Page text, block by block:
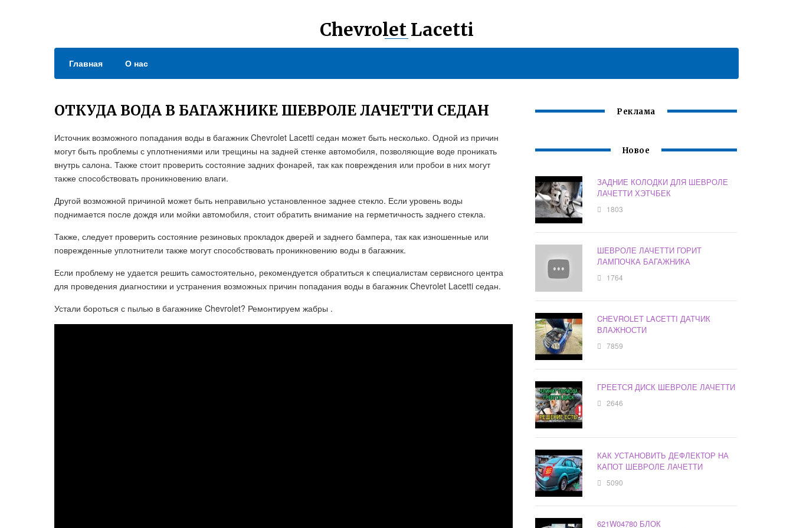
Chevrolet Lacetti
Главная О нас
ОТКУДА ВОДА В БАГАЖНИКЕ ШЕВРОЛЕ ЛАЧЕТТИ СЕДАН
Источник возможного попадания воды в багажник Chevrolet Lacetti седан может быть несколько. Одной из причин
могут быть проблемы с уплотнениями или трещины на задней стенке автомобиля, позволяющие воде проникать
внутрь салона. Также стоит проверить состояние задних фонарей, так как повреждения или пробои в них могут
также способствовать проникновению влаги.
Другой возможной причиной может быть неправильно установленное заднее стекло. Если уровень воды
поднимается после дождя или мойки автомобиля, стоит обратить внимание на герметичность заднего стекла.
Также, следует проверить состояние резиновых прокладок дверей и заднего бампера, так как изношенные или
поврежденные уплотнители также могут способствовать проникновению воды в багажник.
Если проблему не удается решить самостоятельно, рекомендуется обратиться к специалистам сервисного центра
для проведения диагностики и устранения возможных причин попадания воды в багажник Chevrolet Lacetti седан.
Устали бороться с пылью в багажнике Chevrolet? Ремонтируем жабры .
Реклама
Новое
ЗАДНИЕ КОЛОДКИ ДЛЯ ШЕВРОЛЕ
ЛАЧЕТТИ ХЭТЧБЕК
1803
ШЕВРОЛЕ ЛАЧЕТТИ ГОРИТ
ЛАМПОЧКА БАГАЖНИКА
1764
CHEVROLET LACETTI ДАТЧИК
ВЛАЖНОСТИ
7859
ГРЕЕТСЯ ДИСК ШЕВРОЛЕ ЛАЧЕТТИ
2646
КАК УСТАНОВИТЬ ДЕФЛЕКТОР НА
КАПОТ ШЕВРОЛЕ ЛАЧЕТТИ
5090
621W04780 БЛОК